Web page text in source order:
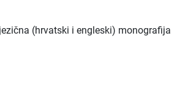
(hrvatski i engleski) monografija